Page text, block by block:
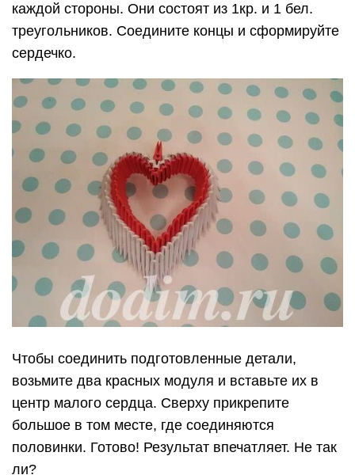
каждой стороны. Они состоят из 1кр. и 1 бел.
треугольников. Соедините концы и сформируйте
сердечко.
Чтобы соединить подготовленные детали,
возьмите два красных модуля и вставьте их в
центр малого сердца. Сверху прикрепите
большое в том месте, где соединяются
половинки. Готово! Результат впечатляет. Не так
ли?